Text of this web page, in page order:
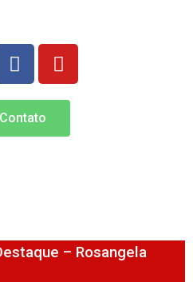
Contato
– Rosangela